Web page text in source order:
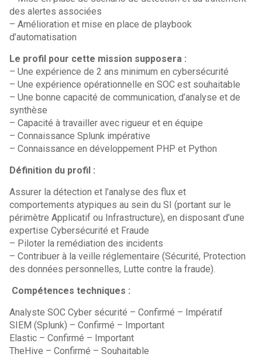
des alertes associées
– Amélioration et mise en place de playbook
d’automatisation
Le profil pour cette mission supposera :
– Une expérience de 2 ans minimum en cybersécurité
– Une expérience opérationnelle en SOC est souhaitable
– Une bonne capacité de communication, d’analyse et de
synthèse
– Capacité à travailler avec rigueur et en équipe
– Connaissance Splunk impérative
– Connaissance en développement PHP et Python
Définition du profil :
Assurer la détection et l’analyse des flux et
comportements atypiques au sein du SI (portant sur le
périmètre Applicatif ou Infrastructure), en disposant d’une
expertise Cybersécurité et Fraude
– Piloter la remédiation des incidents
– Contribuer à la veille réglementaire (Sécurité, Protection
des données personnelles, Lutte contre la fraude).
Compétences techniques :
Analyste SOC Cyber sécurité – Confirmé – Impératif
SIEM (Splunk) – Confirmé – Important
Elastic – Confirmé – Important
TheHive – Confirmé – Souhaitable